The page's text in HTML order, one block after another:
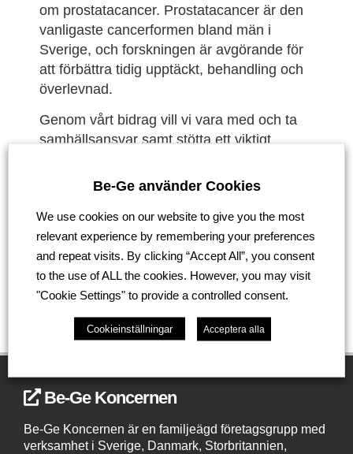
om prostatacancer. Prostatacancer är den
vanligaste cancerformen bland män i
Sverige, och forskningen är avgörande för
att förbättra tidig upptäckt, behandling och
överlevnad.
Genom vårt bidrag vill vi vara med och ta
samhällsansvar samt stötta ett viktigt
människor, idag och i framtiden.
Tillbaka
Be-Ge Koncernen
Be-Ge Koncernen är en familjeägd företagsgrupp med
verksamhet i Sverige, Danmark, Storbritannien,
Be-Ge använder Cookies
We use cookies on our website to give you the most
relevant experience by remembering your preferences
and repeat visits. By clicking “Accept All”, you consent
to the use of ALL the cookies. However, you may visit
"Cookie Settings" to provide a controlled consent.
Cookieinställningar Acceptera alla